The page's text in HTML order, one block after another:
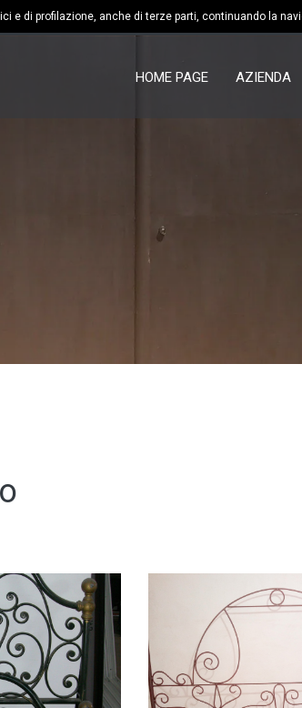
e di profilazione, anche di terze parti, continuando la
HOME PAGE AZIENDA